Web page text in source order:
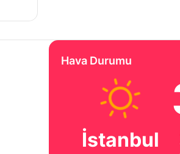
Hava Durumu
İstanbul